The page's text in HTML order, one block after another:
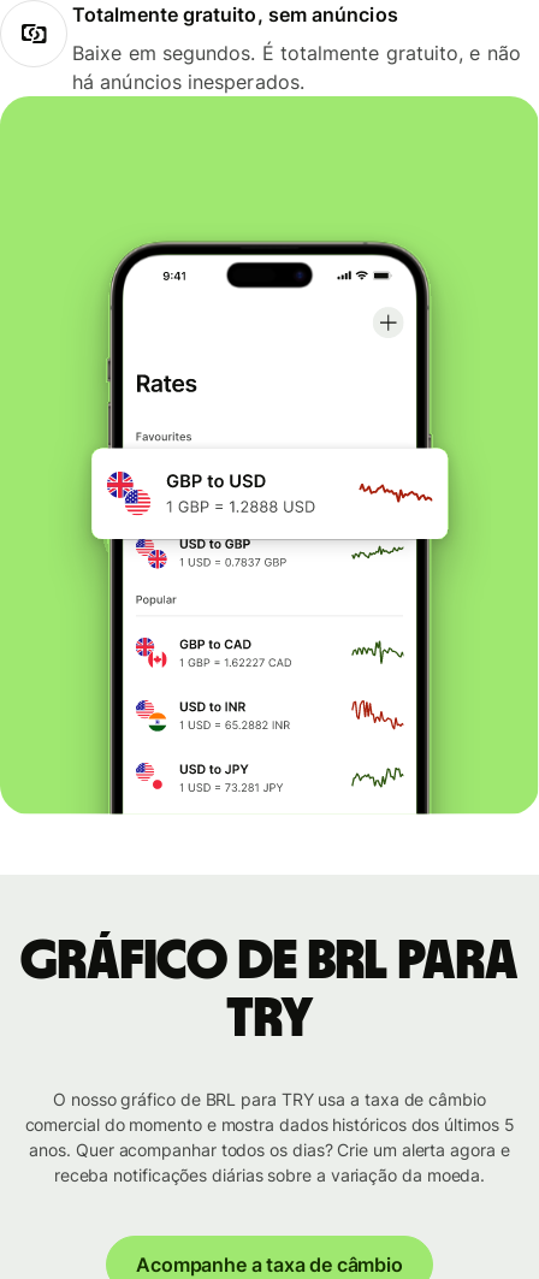
Totalmente gratuito, sem anúncios
Baixe em segundos. É totalmente gratuito, e não
há anúncios inesperados.
Gráfico de BRL para
TRY
O nosso gráfico de BRL para TRY usa a taxa de câmbio
comercial do momento e mostra dados históricos dos últimos 5
anos. Quer acompanhar todos os dias? Crie um alerta agora e
receba notificações diárias sobre a variação da moeda.
Acompanhe a taxa de câmbio